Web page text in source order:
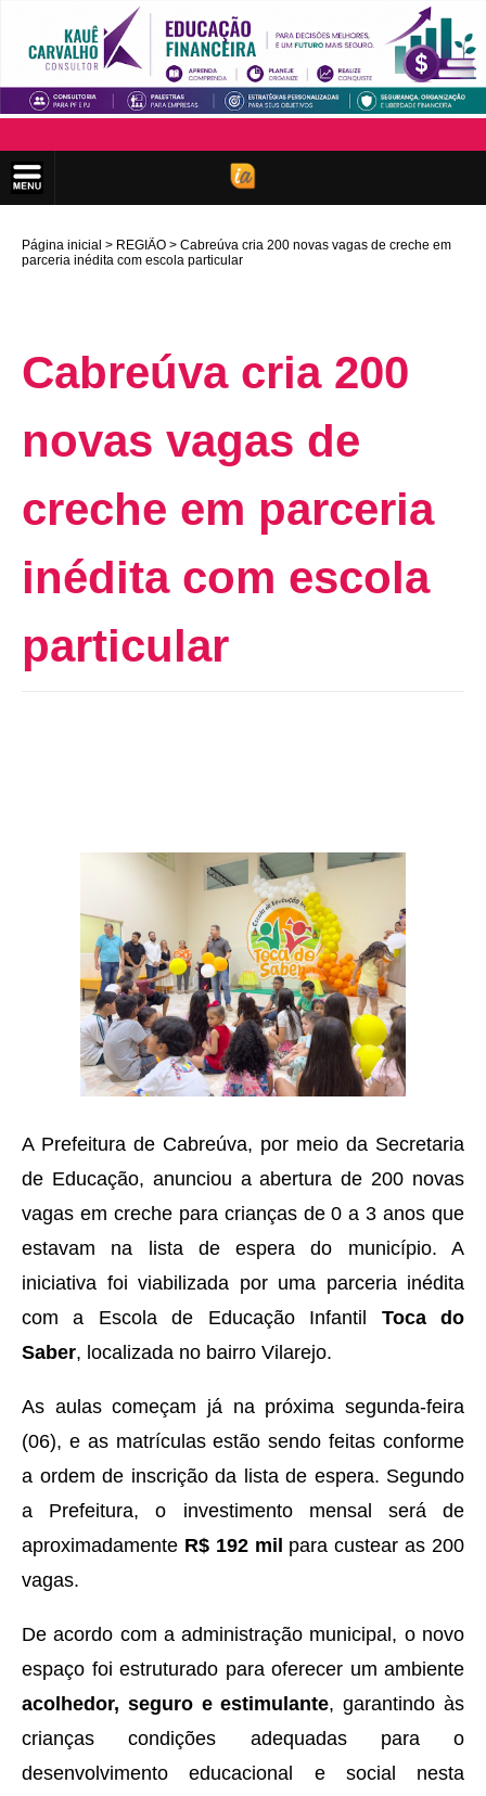
Página inicial REGIÃO
Cabreúva cria 200 novas vagas de creche em
parceria inédita com escola particular
Cabreúva cria 200
novas vagas de
creche em parceria
inédita com escola
particular
A Prefeitura de Cabreúva, por meio da Secretaria
de Educação, anunciou a abertura de 200 novas
vagas em creche para crianças de 0 a 3 anos que
estavam na lista de espera do município. A
iniciativa foi viabilizada por uma parceria inédita
com a Escola de Educação Infantil Toca do
Saber, localizada no bairro Vilarejo.
As aulas começam já na próxima segunda-feira
(06), e as matrículas estão sendo feitas conforme
a ordem de inscrição da lista de espera. Segundo
a Prefeitura, o investimento mensal será de
aproximadamente R$ 192 mil para custear as 200
vagas.
De acordo com a administração municipal, o novo
espaço foi estruturado para oferecer um ambiente
acolhedor, seguro e estimulante, garantindo às
crianças condições adequadas para o
desenvolvimento educacional e social nesta